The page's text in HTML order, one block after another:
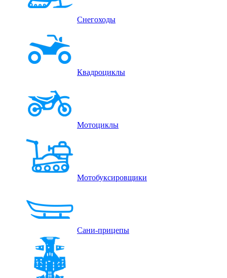
Снегоходы
Квадроциклы
Мотоциклы
Мотобуксировщики
Сани-прицепы